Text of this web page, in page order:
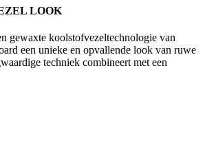
LOOK
gewaxte koolstofvezeltechnologie van
een unieke en opvallende look van ruwe
techniek combineert met een